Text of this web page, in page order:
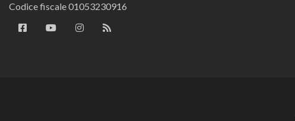
Codice fiscale 01053230916